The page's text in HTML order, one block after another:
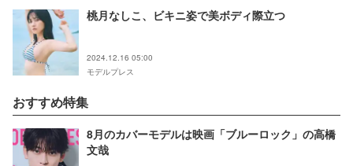
桃月なしこ、ビキニ姿で美ボディ際立つ
2024.12.16 05:00
モデルプレス
おすすめ特集
8月のカバーモデルは映画「ブルーロック」の高橋
文哉